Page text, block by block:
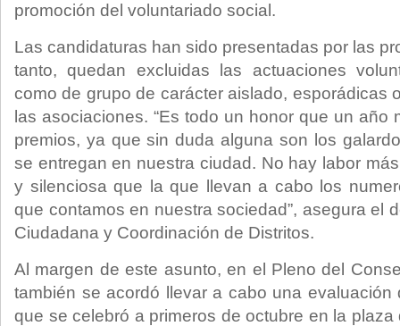
promoción del voluntariado social.
Las candidaturas han sido presentadas por las
tanto, quedan excluidas las actuaciones
como de grupo de carácter aislado, esporádicas
las asociaciones. “Es todo un honor que un año
premios, ya que sin duda alguna son los
se entregan en nuestra ciudad. No hay labor
y silenciosa que la que llevan a cabo los
que contamos en nuestra sociedad”, asegura el
Ciudadana y Coordinación de Distritos.
Al margen de este asunto, en el Pleno del
también se acordó llevar a cabo una evaluación
que se celebró a primeros de octubre en la plaza